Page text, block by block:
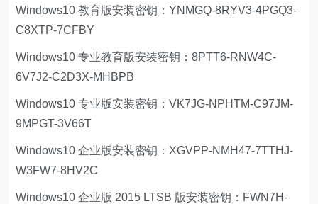
Windows10 教育版安装密钥：YNMGQ-8RYV3-4PGQ3-
C8XTP-7CFBY
Windows10 专业教育版安装密钥：8PTT6-RNW4C-
6V7J2-C2D3X-MHBPB
Windows10 专业版安装密钥：VK7JG-NPHTM-C97JM-
9MPGT-3V66T
Windows10 企业版安装密钥：XGVPP-NMH47-7TTHJ-
W3FW7-8HV2C
Windows10 企业版 2015 LTSB 版安装密钥：FWN7H-